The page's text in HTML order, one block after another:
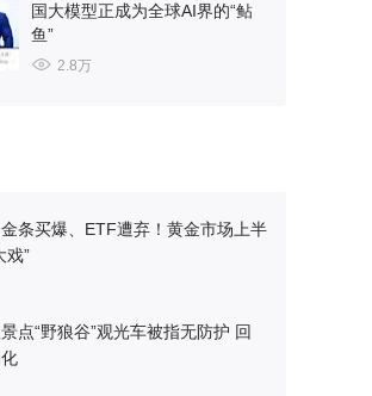
国大模型正成为全球AI界的“鲇
鱼”
2.8万
条买爆、ETF遭弃！黄金市场上半
戏”
点“野狼谷”观光车被指无防护 回